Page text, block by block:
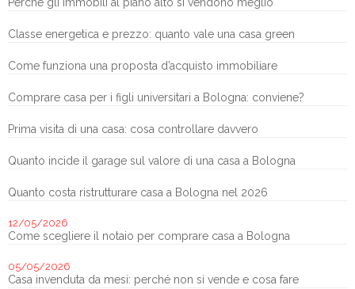
Classe energetica e prezzo: quanto vale una casa green
Come funziona una proposta d’acquisto immobiliare
Comprare casa per i figli universitari a Bologna: conviene?
Prima visita di una casa: cosa controllare davvero
Quanto incide il garage sul valore di una casa a Bologna
Quanto costa ristrutturare casa a Bologna nel 2026
12/05/2026
Come scegliere il notaio per comprare casa a Bologna
05/05/2026
Casa invenduta da mesi: perché non si vende e cosa fare